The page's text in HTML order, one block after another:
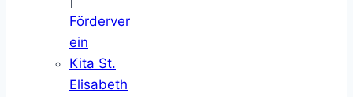
Förderver
ein
Kita St.
Elisabeth